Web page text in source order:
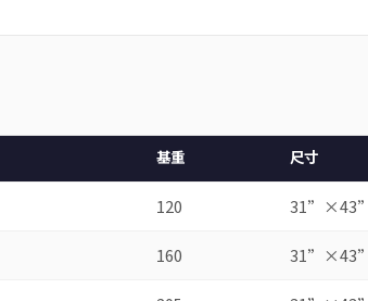
基重 尺寸
120 31”×43”
160 31”×43”